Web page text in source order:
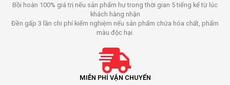
Bồi hoàn 100% giá trị nếu sản phẩm hư trong thời gian 5 tiếng kể từ lúc
khách hàng nhận
Đền gấp 3 lần chi phí kiểm nghiệm nếu sản phẩm chứa hóa chất, phẩm
màu độc hại.
MIỄN PHÍ VẬN CHUYỂN